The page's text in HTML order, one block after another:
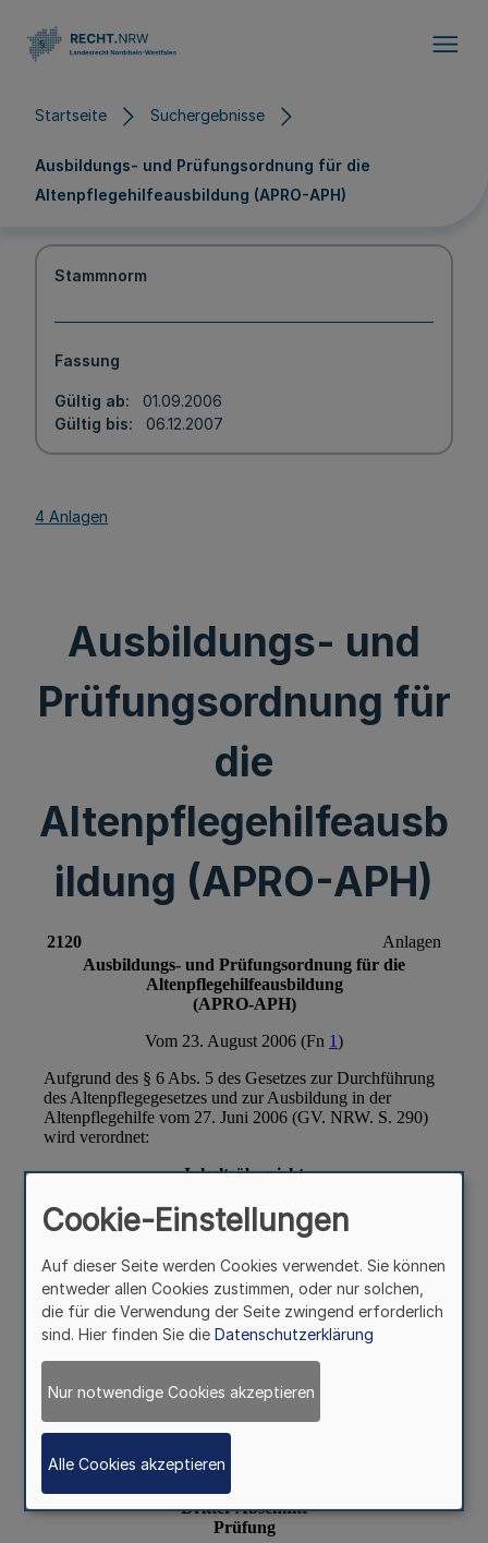
Startseite Suchergebnisse
Ausbildungs- und Prüfungsordnung für die
Altenpflegehilfeausbildung (APRO-APH)
Stammnorm
Fassung
Gültig ab
01.09.2006
Gültig bis
06.12.2007
4 Anlagen
Ausbildungs- und
Prüfungsordnung für
die
Altenpflegehilfeausb
ildung (APRO-APH)
Cookie-Einstellungen
Auf dieser Seite werden Cookies verwendet. Sie können
entweder allen Cookies zustimmen, oder nur solchen,
die für die Verwendung der Seite zwingend erforderlich
sind. Hier finden Sie die Datenschutzerklärung
Nur notwendige Cookies akzeptieren
Alle Cookies akzeptieren